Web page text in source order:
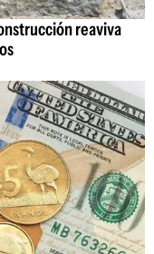
reaviva